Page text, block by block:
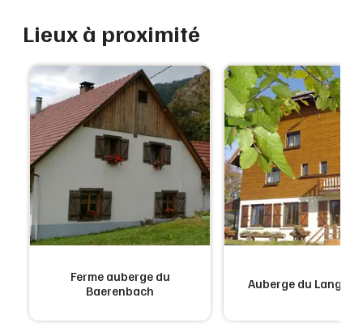
Lieux à proximité
Ferme auberge du
Baerenbach
Auberge du